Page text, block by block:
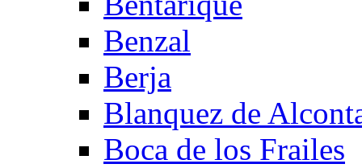
Benzal
Berja
Blanquez de
Boca de los Frailes